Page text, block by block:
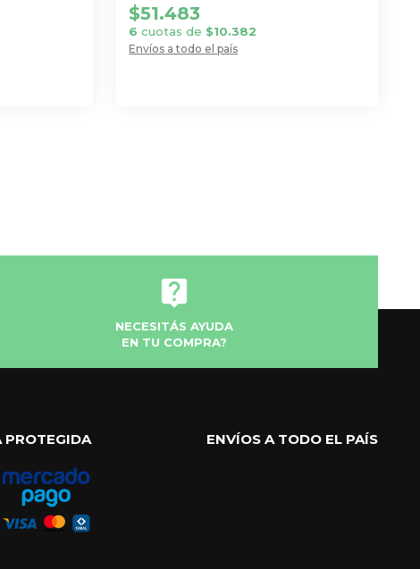
Envíos a todo el país
$51.483
6 cuotas de $10.382
NECESITÁS AYUDA
EN TU COMPRA?
PROTEGIDA ENVÍOS A TODO EL PAÍS